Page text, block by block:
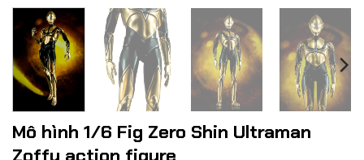
Mô hình 1/6 Fig Zero Shin Ultraman